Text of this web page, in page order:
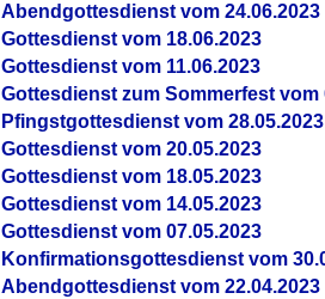
Abendgottesdienst vom 24.06.2023
Gottesdienst vom 18.06.2023
Gottesdienst vom 11.06.2023
Gottesdienst zum Sommerfest vom
Pfingstgottesdienst vom 28.05.2023
Gottesdienst vom 20.05.2023
Gottesdienst vom 18.05.2023
Gottesdienst vom 14.05.2023
Gottesdienst vom 07.05.2023
Konfirmationsgottesdienst vom
Abendgottesdienst vom 22.04.2023